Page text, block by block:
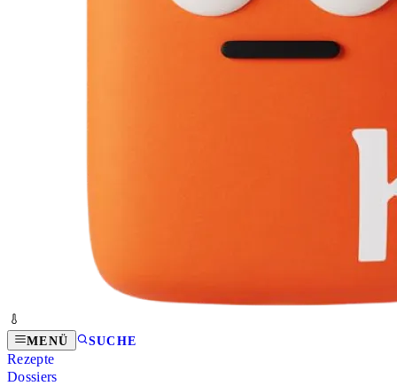
MENÜ SUCHE
Rezepte
Dossiers